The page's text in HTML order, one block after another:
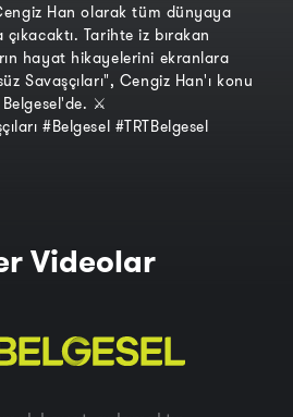
Han olarak tüm dünyaya
Tarihte iz bırakan
hayat hikayelerini ekranlara
Savaşçıları", Cengiz Han'ı konu
⚔️
#Belgesel #TRTBelgesel
Videolar